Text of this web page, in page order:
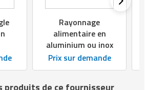
Rayonnage
alimentaire en
aluminium ou inox
Prix sur demande